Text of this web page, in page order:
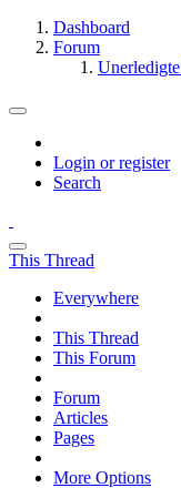
Dashboard
Forum
Login or register
Search
This Thread
Everywhere
This Thread
This Forum
Forum
Articles
Pages
More Options